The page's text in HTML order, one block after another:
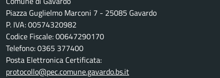
Piazza Guglielmo Marconi 7 - 25085 Gavardo
P. IVA: 00574320982
Codice Fiscale: 00647290170
Telefono: 0365 377400
Posta Elettronica Certificata:
protocollo@pec.comune.gavardo.bs.it